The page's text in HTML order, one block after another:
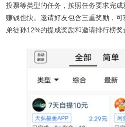
投票等类型的任务，按照任务要求完成
赚钱也快。邀请好友包含三重奖励，
弟徒孙12%的提成奖励和邀请排行榜奖